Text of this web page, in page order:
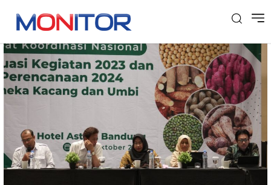
Tag: Kementan Gelar Rakornas